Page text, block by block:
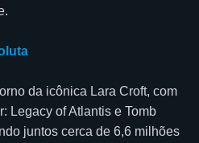
da icônica Lara Croft, com
Legacy of Atlantis e Tomb
juntos cerca de 6,6 milhões